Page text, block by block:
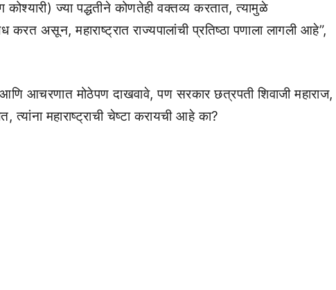
ज्या पद्धतीने कोणतेही वक्तव्य करतात, त्यामुळे
करत असून, महाराष्ट्रात राज्यपालांची प्रतिष्ठा पणाला लागली आहे”,
आचरणात मोठेपण दाखवावे, पण सरकार छत्रपती शिवाजी महाराज,
त्यांना महाराष्ट्राची चेष्टा करायची आहे का?